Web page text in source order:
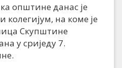
општине данас је
на коме је
Скупштине
у сриједу 7.